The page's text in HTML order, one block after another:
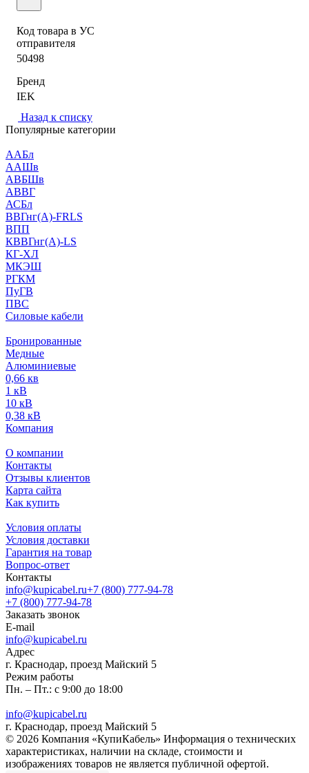
Код товара в УС
отправителя
50498
Бренд
IEK
Назад к списку
Популярные категории
ААБл
ААШв
АВБШв
АВВГ
АСБл
ВВГнг(А)-FRLS
ВПП
КВВГнг(А)-LS
КГ-ХЛ
МКЭШ
РГКМ
ПуГВ
ПВС
Силовые кабели
Бронированные
Медные
Алюминиевые
0,66 кв
1 кВ
10 кВ
0,38 кВ
Компания
О компании
Контакты
Отзывы клиентов
Карта сайта
Как купить
Условия оплаты
Условия доставки
Гарантия на товар
Вопрос-ответ
Контакты
info@kupicabel.ru+7 (800) 777-94-78
+7 (800) 777-94-78
Заказать звонок
E-mail
info@kupicabel.ru
Адрес
г. Краснодар, проезд Майский 5
Режим работы
Пн. – Пт.: с 9:00 до 18:00
info@kupicabel.ru
г. Краснодар, проезд Майский 5
© 2026 Компания «КупиКабель» Информация о технических
характеристиках, наличии на складе, стоимости и
изображениях товаров не является публичной офертой.